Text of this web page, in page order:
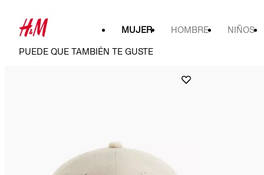
MUJER HOMBRE NIÑOS
PUEDE QUE TAMBIÉN TE GUSTE